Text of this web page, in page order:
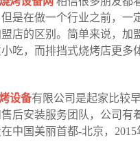
是在做一个行业之前，
店的区别。 简单来说，加
吃，而排挡式烧烤店更
设备有限公司是起家比较
后安装服务团队，公司有
中国美丽首都-北京，